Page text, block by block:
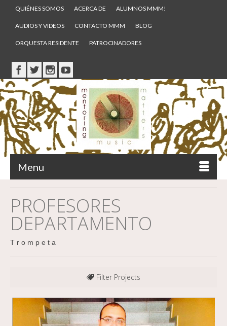
QUIÉNES SOMOS ACERCA DE ALUMNOS MMM!
AUDIOS Y VIDEOS CONTACTO MMM BLOG
ORQUESTA RESIDENTE PATROCINADORES
Menu
PROFESORES
DEPARTAMENTO
T r o m p e t a
Filter Projects
All